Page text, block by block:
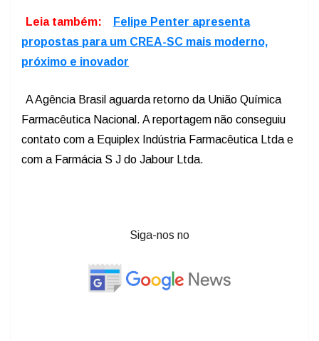
Leia também:
Felipe Penter apresenta
propostas para um CREA-SC mais moderno,
próximo e inovador
A Agência Brasil aguarda retorno da União Química
Farmacêutica Nacional. A reportagem não conseguiu
contato com a Equiplex Indústria Farmacêutica Ltda e
com a Farmácia S J do Jabour Ltda.
Siga-nos no